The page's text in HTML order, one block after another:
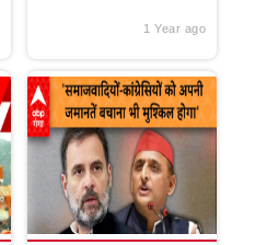
1 Year ago